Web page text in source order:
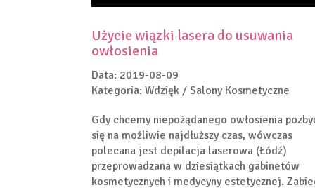
Użycie wiązki lasera do usuwania
owłosienia
Data: 2019-08-09
Kategoria: Wdzięk / Salony Kosmetyczne
Gdy chcemy niepożądanego owłosienia
się na możliwie najdłuższy czas, wówczas
polecana jest depilacja laserowa (Łódź)
przeprowadzana w dziesiątkach gabinetów
kosmetycznych i medycyny estetycznej.